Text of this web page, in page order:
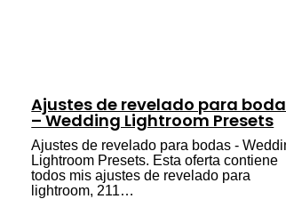
Ajustes de revelado para
– Wedding Lightroom Presets
Ajustes de revelado para bodas -
Lightroom Presets. Esta oferta contiene
todos mis ajustes de revelado para
lightroom, 211…